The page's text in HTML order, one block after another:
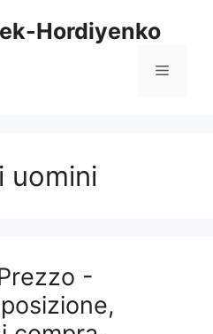
Hordiyenko
Menu
uomini
-